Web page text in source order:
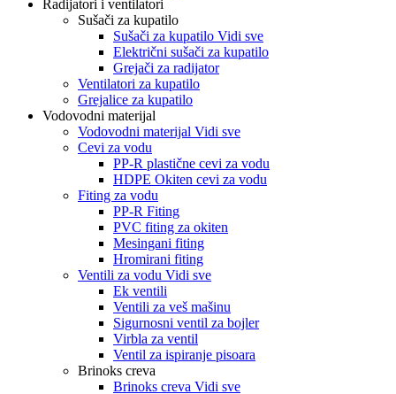
Radijatori i ventilatori
Sušači za kupatilo
Sušači za kupatilo Vidi sve
Električni sušači za kupatilo
Grejači za radijator
Ventilatori za kupatilo
Grejalice za kupatilo
Vodovodni materijal
Vodovodni materijal Vidi sve
Cevi za vodu
PP-R plastične cevi za vodu
HDPE Okiten cevi za vodu
Fiting za vodu
PP-R Fiting
PVC fiting za okiten
Mesingani fiting
Hromirani fiting
Ventili za vodu Vidi sve
Ek ventili
Ventili za veš mašinu
Sigurnosni ventil za bojler
Virbla za ventil
Ventil za ispiranje pisoara
Brinoks creva
Brinoks creva Vidi sve